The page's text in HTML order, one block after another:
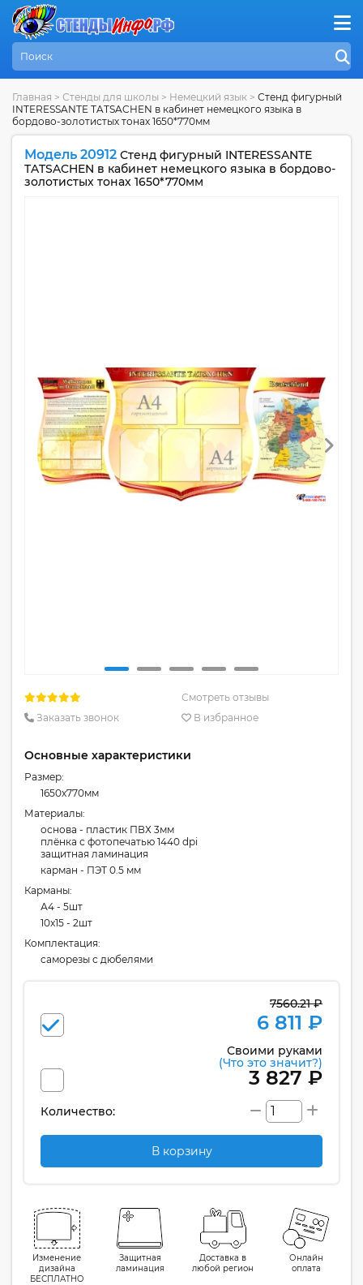
Главная > Стенды для школы > Немецкий язык > Стенд фигурный
INTERESSANTE TATSACHEN в кабинет немецкого языка в
бордово-золотистых тонах 1650*770мм
Модель 20912 Стенд фигурный INTERESSANTE
TATSACHEN в кабинет немецкого языка в бордово-
золотистых тонах 1650*770мм
Смотреть отзывы
Заказать звонок
В избранное
Основные характеристики
Размер:
1650x770мм
Материалы:
основа - пластик ПВХ 3мм
плёнка с фотопечатью 1440 dpi
защитная ламинация
карман - ПЭТ 0.5 мм
Карманы:
А4 - 5шт
10x15 - 2шт
Комплектация:
cаморезы с дюбелями
7560.21 ₽
6 811 ₽
Своими руками
(Что это значит?)
3 827 ₽
Количество:
В корзину
Изменение
дизайна
БЕСПЛАТНО
Защитная
ламинация
Доставка в
любой регион
Онлайн
оплата